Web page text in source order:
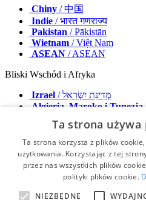
Chiny / 中国
Indie / भारत गणराज्य
Pakistan / Pākistān
Wietnam / Việt Nam
ASEAN / ASEAN
Bliski Wschód i Afryka
Izrael
/ מְדִינַת יִשְׂרָאֵל
Algieria, Maroko i Tunezja
Wydawca
Reklamuj się z nami
Kontakt
Zasady i Warunki
Polityka prywatności
Ta strona
Ta strona korzysta z plików
użytkowania. Korzystając z tej
przez nas wszystkich plików
polityki plików cookie.
NIEZBĘDNE